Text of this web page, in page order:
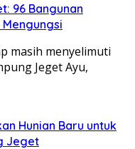
96 Bangunan
masih menyelimuti
Jeget Ayu,
Hunian Baru untuk
Jeget